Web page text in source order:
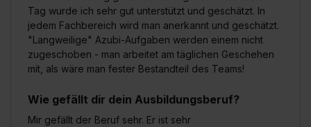
Tag wurde ich sehr gut unterstützt und geschätzt. In
jedem Fachbereich wird man anerkannt und geschätzt.
"Langweilige" Azubi-Aufgaben werden einem nicht
zugeschoben - man arbeitet am täglichen Geschehen
mit, als wäre man fester Bestandteil des Teams!
Wie gefällt dir dein Ausbildungsberuf?
Mir gefällt der Beruf sehr. Er ist sehr